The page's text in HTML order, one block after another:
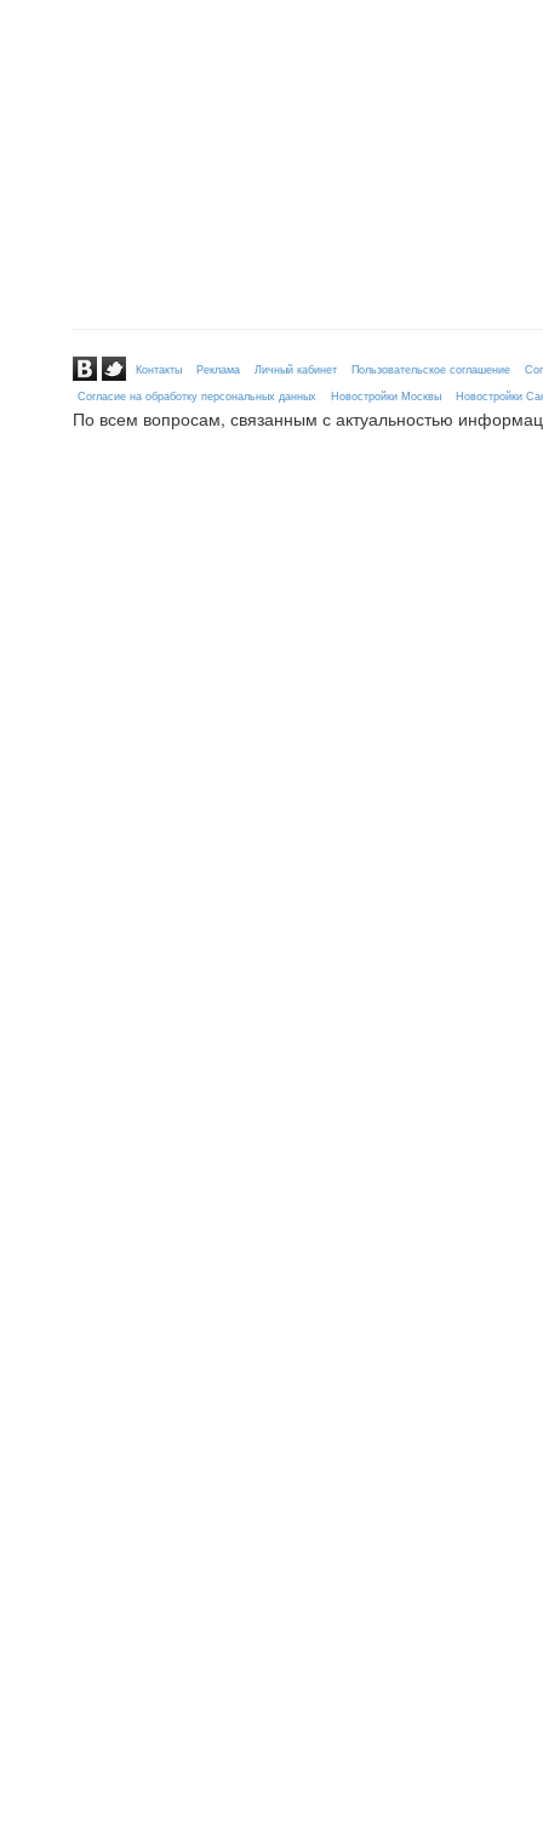
Контакты Реклама Личный кабинет Пользовательское соглашение
Согласие на обработку персональных данных
Новостройки Москвы Новостройки
По всем вопросам, связанным с актуальностью